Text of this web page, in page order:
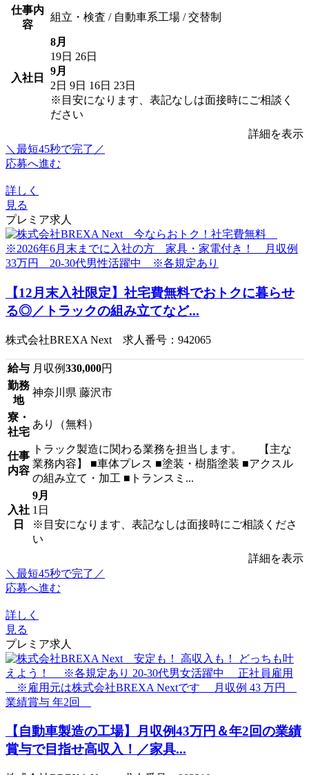
仕事内
容
組立・検査 / 自動車系工場 / 交替制
入社日
8月
19日 26日
9月
2日 9日 16日 23日
※目安になります、表記なしは面接時にご相談く
ださい
詳細を表示
＼最短45秒で完了／
応募へ進む
詳しく
見る
プレミア求人
【12月末入社限定】社宅費無料でおトクに暮らせ
る◎／トラックの組み立てなど...
株式会社BREXA Next 求人番号：942065
給与 月収例330,000円
勤務
地
神奈川県 藤沢市
寮・
社宅
あり（無料）
仕事
内容
トラック製造に関わる業務を担当します。 【主な
業務内容】 ■車体プレス ■塗装・樹脂塗装 ■アクスル
の組み立て・加工 ■トランスミ...
入社
日
9月
1日
※目安になります、表記なしは面接時にご相談くださ
い
詳細を表示
＼最短45秒で完了／
応募へ進む
詳しく
見る
プレミア求人
【自動車製造の工場】月収例43万円＆年2回の業績
賞与で目指せ高収入！／家具...